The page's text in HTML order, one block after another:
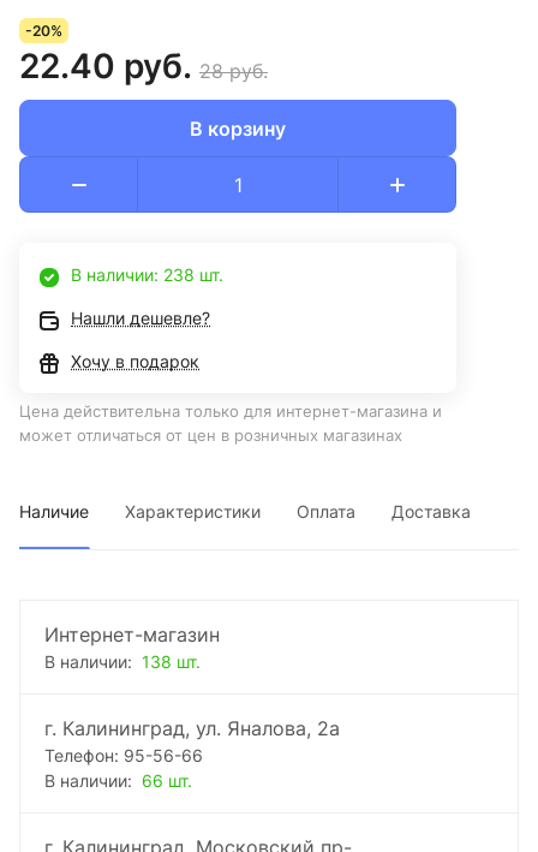
-20%
22.40 руб. 28 руб.
В корзину
В наличии: 238 шт.
Нашли дешевле?
Хочу в подарок
Цена действительна только для интернет-магазина и
может отличаться от цен в розничных магазинах
Наличие Характеристики Оплата Доставка
Интернет-магазин
В наличии: 138 шт.
г. Калининград, ул. Яналова, 2а
Телефон: 95-56-66
В наличии: 66 шт.